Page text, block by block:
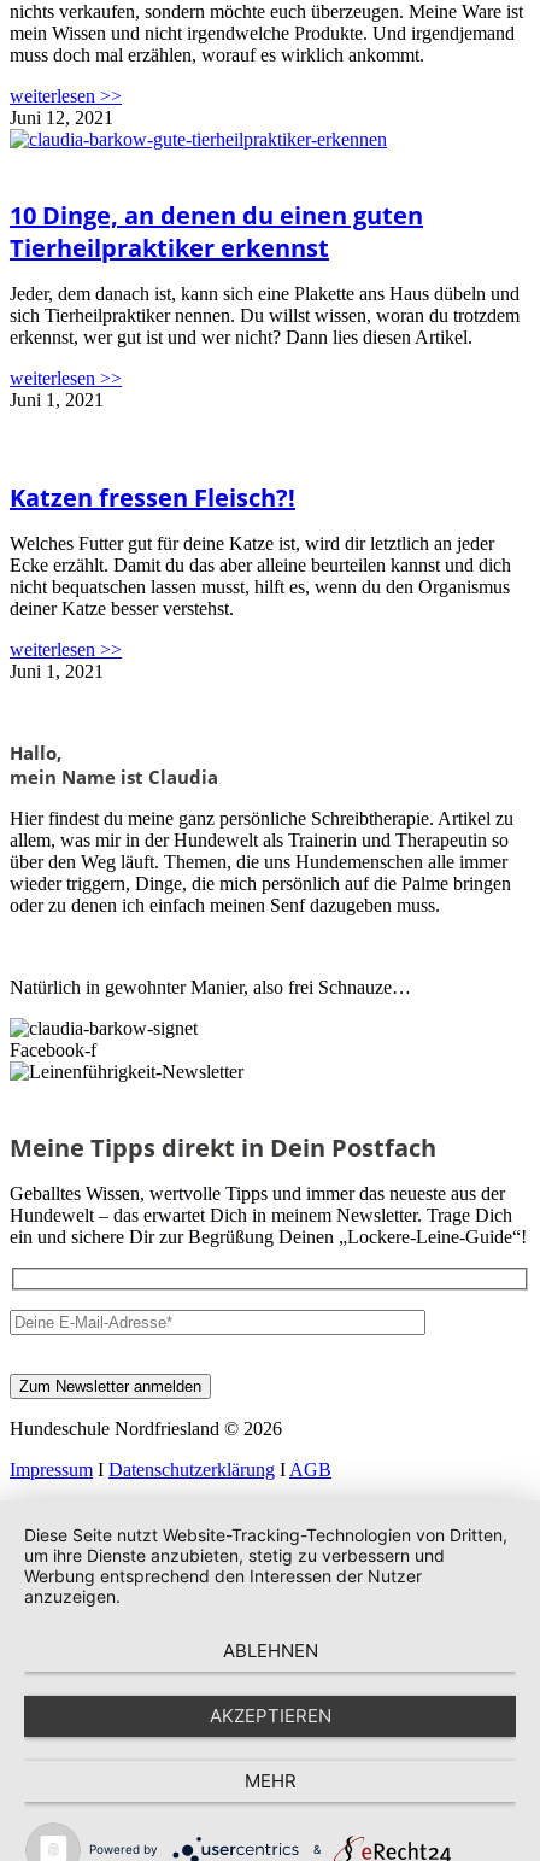
nichts verkaufen, sondern möchte euch überzeugen. Meine Ware ist
mein Wissen und nicht irgendwelche Produkte. Und irgendjemand
muss doch mal erzählen, worauf es wirklich ankommt.
weiterlesen >>
Juni 12, 2021
10 Dinge, an denen du einen guten
Tierheilpraktiker erkennst
Jeder, dem danach ist, kann sich eine Plakette ans Haus dübeln und
sich Tierheilpraktiker nennen. Du willst wissen, woran du trotzdem
erkennst, wer gut ist und wer nicht? Dann lies diesen Artikel.
weiterlesen >>
Juni 1, 2021
Katzen fressen Fleisch?!
Welches Futter gut für deine Katze ist, wird dir letztlich an jeder
Ecke erzählt. Damit du das aber alleine beurteilen kannst und dich
nicht bequatschen lassen musst, hilft es, wenn du den Organismus
deiner Katze besser verstehst.
weiterlesen >>
Juni 1, 2021
Hallo,
mein Name ist Claudia
Hier findest du meine ganz persönliche Schreibtherapie. Artikel zu
allem, was mir in der Hundewelt als Trainerin und Therapeutin so
über den Weg läuft. Themen, die uns Hundemenschen alle immer
wieder triggern, Dinge, die mich persönlich auf die Palme bringen
oder zu denen ich einfach meinen Senf dazugeben muss.
Natürlich in gewohnter Manier, also frei Schnauze…
Facebook-f
Meine Tipps direkt in Dein Postfach
Geballtes Wissen, wertvolle Tipps und immer das neueste aus der
Hundewelt – das erwartet Dich in meinem Newsletter. Trage Dich
ein und sichere Dir zur Begrüßung Deinen „Lockere-Leine-Guide“!
Hundeschule Nordfriesland © 2026
Impressum I Datenschutzerklärung I AGB
Diese Seite nutzt Website-Tracking-Technologien von Dritten,
um ihre Dienste anzubieten, stetig zu verbessern und
Werbung entsprechend den Interessen der Nutzer
anzuzeigen.
ABLEHNEN
AKZEPTIEREN
MEHR
Powered by &